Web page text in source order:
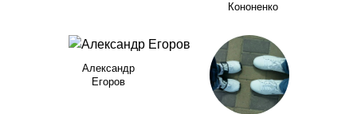
Кононенко
Александр
Егоров